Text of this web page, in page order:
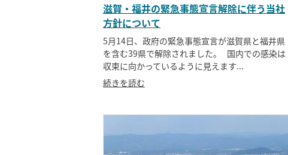
滋賀・福井の緊急事態宣言解除に伴う当社
方針について
5月14日、政府の緊急事態宣言が滋賀県と福井県
を含む39県で解除されました。 国内での感染は
収束に向かっているように見えます...
続きを読む